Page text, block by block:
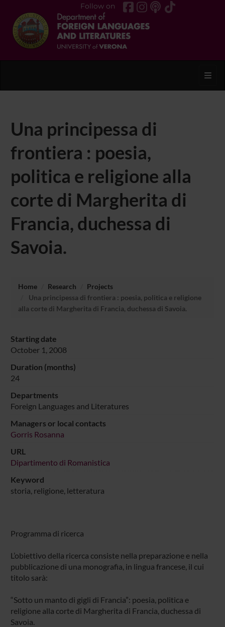
Follow on
Una principessa di
frontiera : poesia,
politica e religione alla
corte di Margherita di
Francia, duchessa di
Savoia.
Home Research
Projects
Una principessa di frontiera : poesia, politica e religione
alla corte di Margherita di Francia, duchessa di Savoia.
Starting date
October 1, 2008
Duration (months)
24
Departments
Foreign Languages and Literatures
Managers or local contacts
Gorris Rosanna
URL
Dipartimento di Romanistica
Keyword
storia, religione, letteratura
Programma di ricerca
L’obiettivo della ricerca consiste nella preparazione e nella
pubblicazione di una monografia, in lingua francese, il cui
titolo sarà:
“Sotto un manto di gigli di Francia”: poesia, politica e
religione alla corte di Margherita di Francia, duchessa di
Savoia.